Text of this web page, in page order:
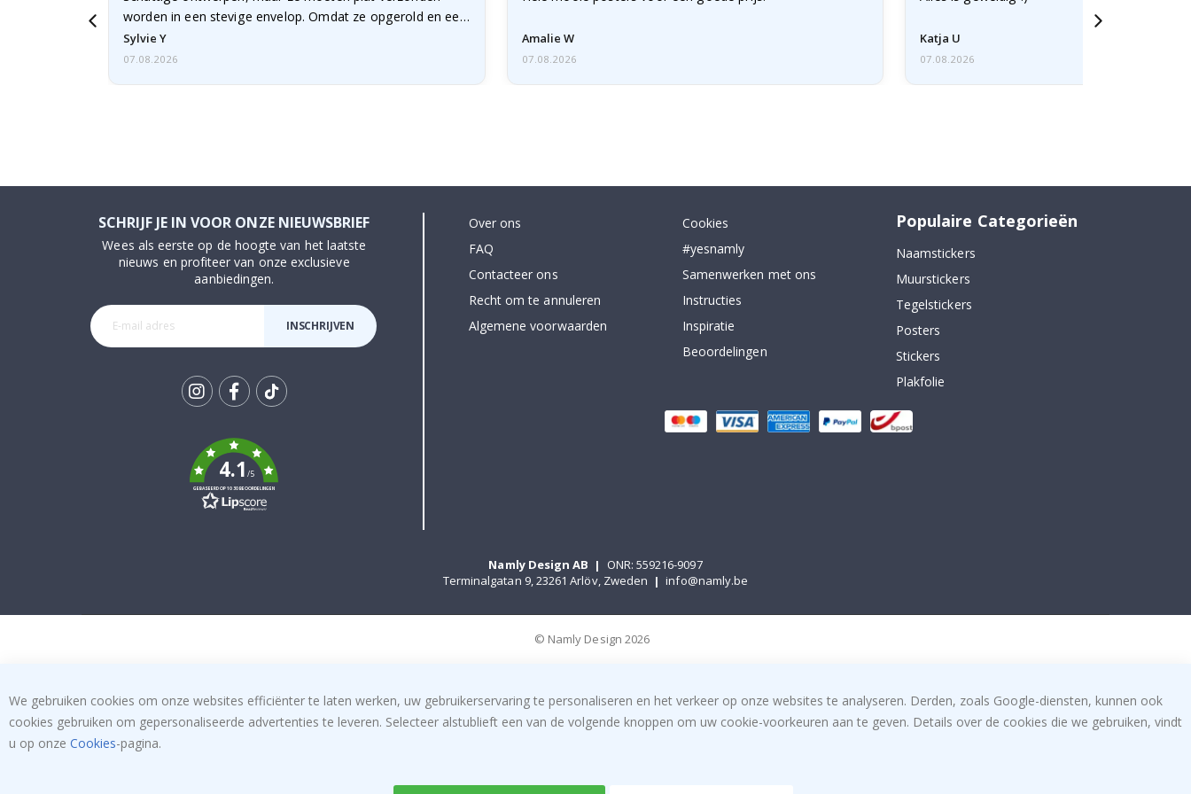
worden in een stevige envelop. Omdat ze opgerold en een
beetje…
Sylvie Y
07.08.2026
Amalie W
07.08.2026
Katja U
07.08.2026
SCHRIJF JE IN VOOR ONZE NIEUWSBRIEF
Wees als eerste op de hoogte van het laatste
nieuws en profiteer van onze exclusieve
aanbiedingen.
INSCHRIJVEN
k
4.1/5
GEBASEERD OP 1030 BEOORDELINGEN
Over ons
FAQ
Contacteer ons
Recht om te annuleren
Algemene voorwaarden
Cookies
#yesnamly
Samenwerken met ons
Instructies
Inspiratie
Beoordelingen
Populaire Categorieën
Naamstickers
Muurstickers
Tegelstickers
Posters
Stickers
Plakfolie
Namly Design AB |
ONR: 559216-9097
Terminalgatan 9, 23261 Arlöv, Zweden | info@namly.be
© Namly Design 2026
We gebruiken cookies om onze websites efficiënter te laten werken, uw gebruikerservaring te personaliseren en het verkeer op onze websites te analyseren. Derden, zoals Google-diensten, kunnen ook
cookies gebruiken om gepersonaliseerde advertenties te leveren. Selecteer alstublieft een van de volgende knoppen om uw cookie-voorkeuren aan te geven. Details over de cookies die we gebruiken, vindt
u op onze Cookies-pagina.